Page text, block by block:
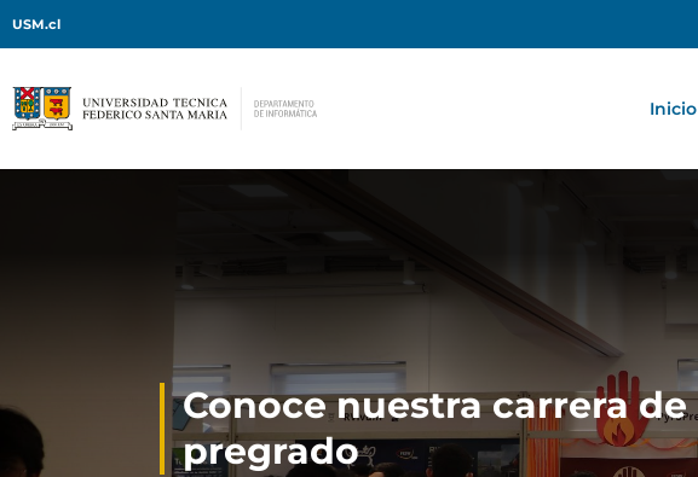
USM.cl
Inicio
Conoce nuestra carrera de
pregrado